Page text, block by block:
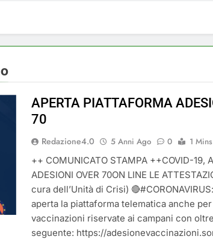
Situazione ACQUA
Ago
Acqua a Savignano Irpino:
Ago
Più ricicli, più risparmi!
Ago
Savignano 4.0 si rinnova: scopri la nuova
Ago
Nuova Webcam Live per il Meteo a Savignano
IT-alert l’11 ottobre: messaggio sui cellulari
APERTA PIATTAFORMA
70
Redazione4.0 5 Anni Ago 0
1 Mins
++ COMUNICATO STAMPA ++COVID-19,
ADESIONI OVER 70ON LINE LE
cura dell’Unità di Crisi)
aperta la piattaforma telematica anche
vaccinazioni riservate ai campani con
seguente: https://